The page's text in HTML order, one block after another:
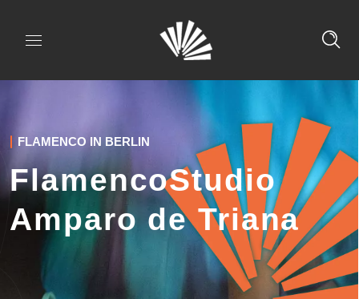
FLAMENCO IN BERLIN
FlamencoStudio
Amparo de Triana